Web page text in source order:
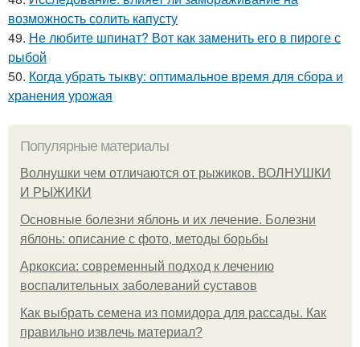
возможность солить капусту
49. Не любите шпинат? Вот как заменить его в пироге с
рыбой
50. Когда убрать тыкву: оптимальное время для сбора и
хранения урожая
Популярные материалы
Волнушки чем отличаются от рыжиков. ВОЛНУШКИ
И РЫЖИКИ
Основные болезни яблонь и их лечение. Болезни
яблонь: описание с фото, методы борьбы
Аркоксиа: современный подход к лечению
воспалительных заболеваний суставов
Как выбрать семена из помидора для рассады. Как
правильно извлечь материал?